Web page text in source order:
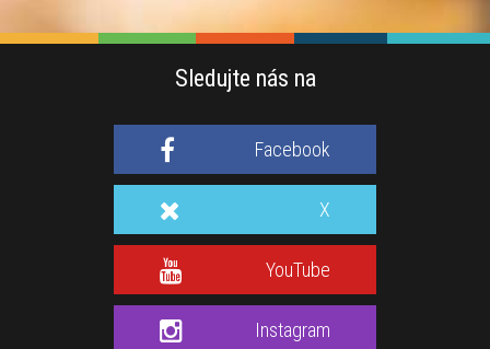
Sledujte nás na
Facebook
X
YouTube
Instagram